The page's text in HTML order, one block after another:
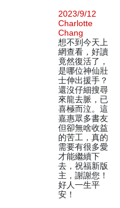
2023/9/12
Charlotte
Chang
想不到今天上
網查看，好讀
竟然復活了，
是哪位神仙壯
士伸出援手？
還沒仔細搜尋
來龍去脈，已
喜極而泣。這
嘉惠眾多書友
但卻無啥收益
的苦工，真的
需要有很多愛
才能繼續下
去，祝福新版
主，謝謝您！
好人一生平
安！